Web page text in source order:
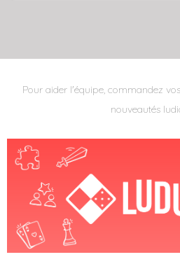
Pour aider l'équipe, commandez
nouveautés